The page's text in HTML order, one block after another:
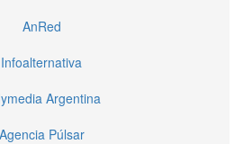
AnRed
Infoalternativa
Argentina
Agencia Púlsar